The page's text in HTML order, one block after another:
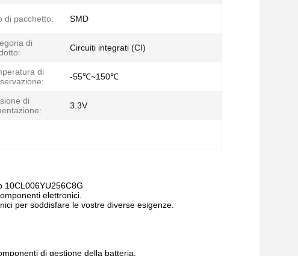
di pacchetto: SMD
di
Circuiti integrati (CI)
di
-55℃~150℃
di
3.3V
10CL006YU256C8G
elettronici.
per soddisfare le vostre diverse esigenze.
di gestione della batteria.